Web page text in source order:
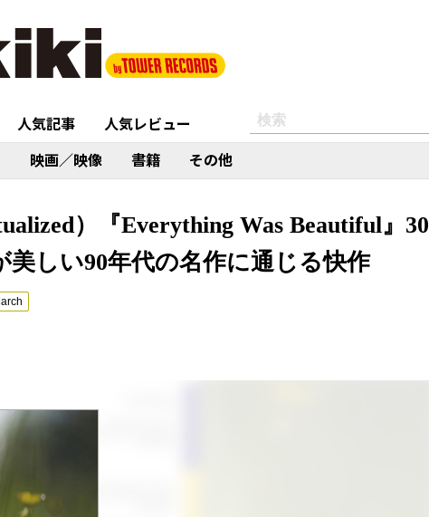
人気記事
人気レビュー
映画／映像 書籍 その他
）『Everything Was Beautiful』30
しい90年代の名作に通じる快作